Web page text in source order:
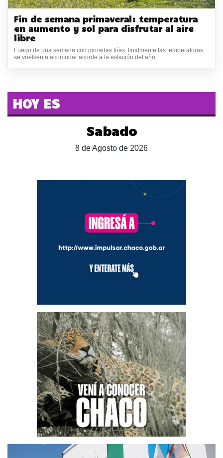
Fin de semana primaveral: temperatura
en aumento y sol para disfrutar al aire
libre
Luego de una semana con jornadas frías, finalmente las temperaturas
se vuelven a acomodar acorde a la estación del año.
HOY ES
Sabado
8 de Agosto de 2026